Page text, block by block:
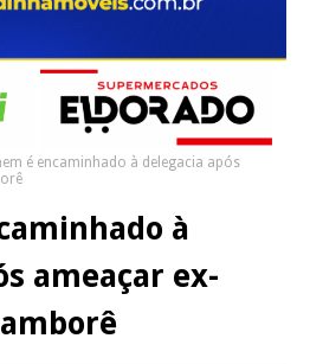
é encaminhado à delegacia após
à
ameaçar ex-